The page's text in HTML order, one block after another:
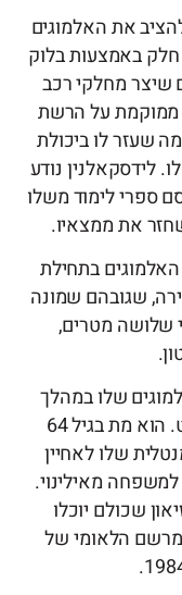
את האלמוגים
חלק באמצעות בלוק
שיצר מחלקי רכב
ישנים. יש אומרים ש-Coral Castle ממוקמת על הרשת
שעזר לו ביכולת
לידסקאלנין נודע
ספרי לימוד משלו
את ממצאיו.
בתחילת
הטירה, שגובהם שמונה
שלושה מטרים,
שלו במהלך
שנות ה-40 במחיר זעום של 25 סנט. הוא מת בגיל 64
שלו לאחיין
מאילינוי.
שכולם יוכלו
הלאומי של